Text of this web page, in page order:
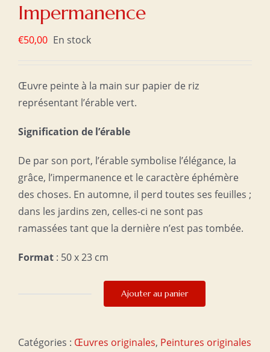
Impermanence
€50,00 En stock
Œuvre peinte à la main sur papier de riz
représentant l’érable vert.
Signification de l’érable
De par son port, l’érable symbolise l’élégance, la
grâce, l’impermanence et le caractère éphémère
des choses. En automne, il perd toutes ses feuilles ;
dans les jardins zen, celles-ci ne sont pas
ramassées tant que la dernière n’est pas tombée.
Format : 50 x 23 cm
Ajouter au panier
Catégories : Œuvres originales, Peintures originales